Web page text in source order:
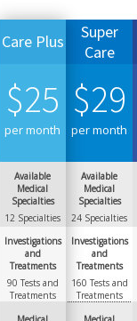
Care Plus
$25
per month
Available
Medical
Specialties
12 Specialties
Investigations
and
Treatments
90 Tests and
Treatments
Super
Care
$29
per month
Available
Medical
Specialties
24 Specialties
Investigations
and
Treatments
160 Tests and
Treatments